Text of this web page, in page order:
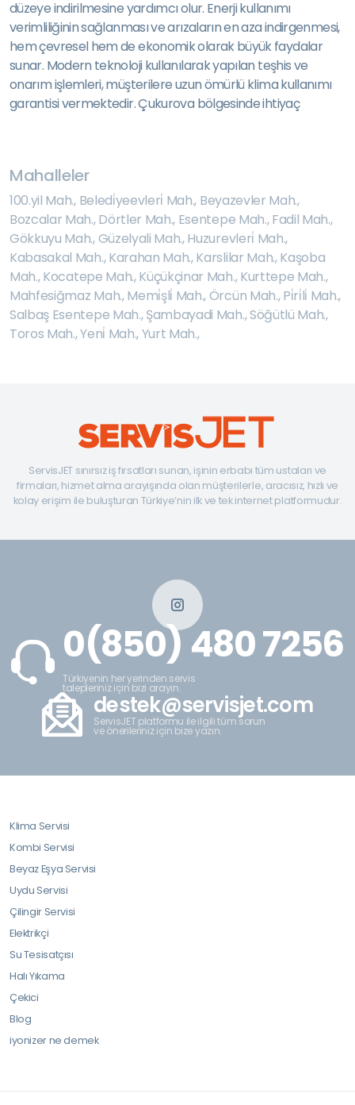
düzeye indirilmesine yardımcı olur. Enerji kullanımı
verimliliğinin sağlanması ve arızaların en aza indirgenmesi,
hem çevresel hem de ekonomik olarak büyük faydalar
sunar. Modern teknoloji kullanılarak yapılan teşhis ve
onarım işlemleri, müşterilere uzun ömürlü klima kullanımı
garantisi vermektedir. Çukurova bölgesinde ihtiyaç
Mahalleler
100.yil Mah., Beledi̇yeevleri̇ Mah., Beyazevler Mah.,
Bozcalar Mah.,Dörtler Mah., Esentepe Mah.,Fadil Mah.,
Gökkuyu Mah.,Güzelyali Mah.,Huzurevleri̇ Mah.,
Kabasakal Mah.,Karahan Mah.,Karslilar Mah.,Kaşoba
Mah.,Kocatepe Mah.,Küçükçinar Mah.,Kurttepe Mah.,
Mahfesiğmaz Mah.,Memi̇şli̇ Mah.,Örcün Mah.,Pi̇ri̇li̇ Mah.,
Salbaş Esentepe Mah.,Şambayadi Mah.,Söğütlü Mah.,
Toros Mah.,Yeni̇ Mah.,Yurt Mah.,
ServisJET sınırsız iş fırsatları sunan, işinin erbabı tüm ustaları ve
firmaları, hizmet alma arayışında olan müşterilerle, aracısız, hızlı ve
kolay erişim ile buluşturan Türkiye’nin ilk ve tek internet platformudur.
0(850) 480 7256
Türkiyenin her yerinden servis
talepleriniz için bizi arayın.
destek@servisjet.com
ServisJET platformu ile ilgili tüm sorun
ve önerileriniz için bize yazın.
Klima Servisi
Kombi Servisi
Beyaz Eşya Servisi
Uydu Servisi
Çilingir Servisi
Elektrikçi
Su Tesisatçısı
Halı Yıkama
Çekici
Blog
iyonizer ne demek